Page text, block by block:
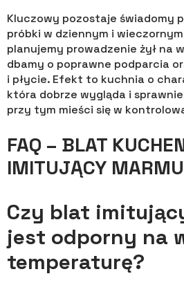
Kluczowy pozostaje świadomy
próbki w dziennym i
planujemy prowadzenie żył na
dbamy o poprawne podparcia
i płycie. Efekt to kuchnia o
która dobrze wygląda i
przy tym mieści się w
FAQ – BLAT
IMITUJĄCY
Czy blat
jest odporny na
temperaturę?